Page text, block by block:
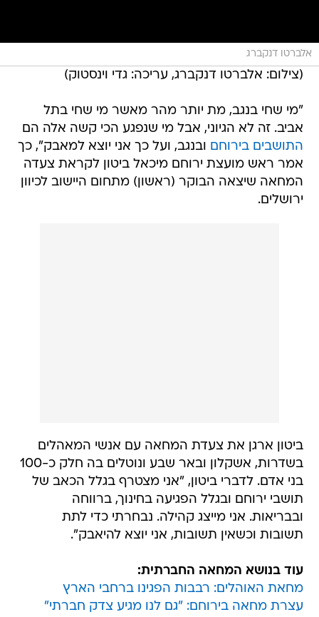
אלברטו דנקברג
(צילום: אלברטו דנקברג, עריכה: גדי וינסטוק)
"מי שחי בנגב, מת יותר מהר מאשר מי שחי בתל
אביב. זה לא הגיוני, אבל מי שנפגע הכי קשה אלה הם
התושבים בירוחם ובנגב, ועל כך אני יוצא למאבק", כך
אמר ראש מועצת ירוחם מיכאל ביטון לקראת צעדה
המחאה שיצאה הבוקר (ראשון) מתחום היישוב לכיוון
ירושלים.
ביטון ארגן את צעדת המחאה עם אנשי המאהלים
בשדרות, אשקלון ובאר שבע ונוטלים בה חלק כ-100
בני אדם. לדברי ביטון, "אני מצטרף בגלל הכאב של
תושבי ירוחם ובגלל הפגיעה בחינוך, ברווחה
ובבריאות. אני מייצג קהילה. נבחרתי כדי לתת
תשובות וכשאין תשובות, אני יוצא להיאבק".
עוד בנושא המחאה החברתית:
מחאת האוהלים: רבבות הפגינו ברחבי הארץ
עצרת מחאה בירוחם: "גם לנו מגיע צדק חברתי"